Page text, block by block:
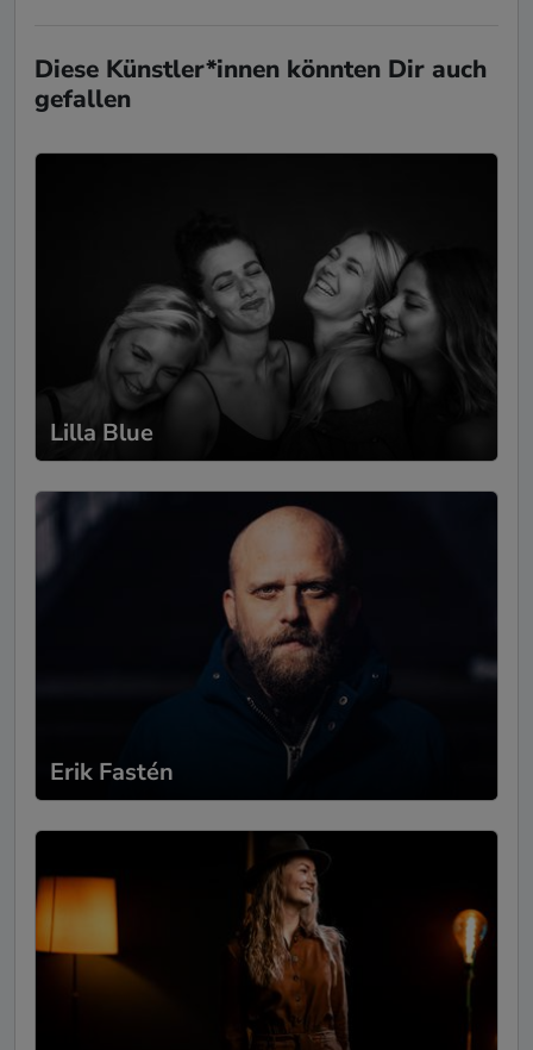
Diese Künstler*innen könnten Dir auch
gefallen
Lilla Blue
Erik Fastén